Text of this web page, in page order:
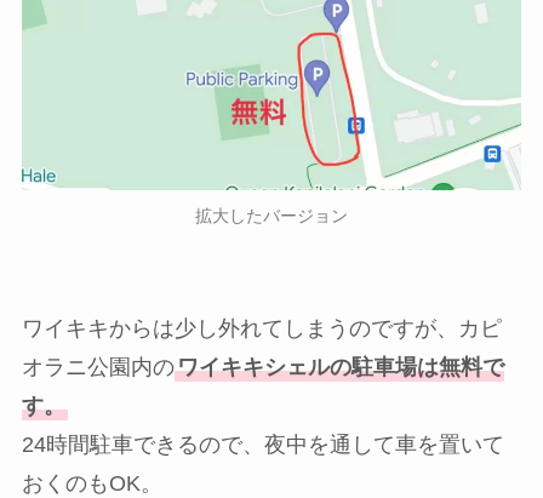
拡大したバージョン
ワイキキからは少し外れてしまうのですが、カピ
オラニ公園内のワイキキシェルの駐車場は無料で
す。
24時間駐車できるので、夜中を通して車を置いて
おくのもOK。